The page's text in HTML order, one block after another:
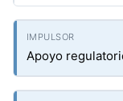
Apoyo